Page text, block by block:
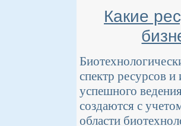
Какие
спектр ресурсов
успешного
создаются с
области